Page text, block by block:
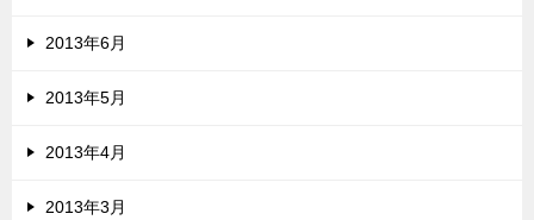
2013年6月
2013年5月
2013年4月
2013年3月